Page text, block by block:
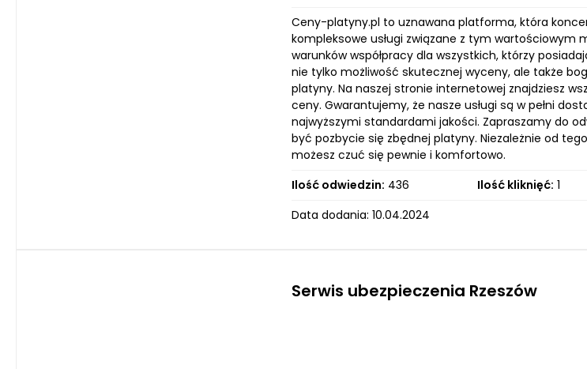
Ceny-platyny.pl to uznawana platforma, która
kompleksowe usługi związane z tym
warunków współpracy dla wszystkich, którzy
nie tylko możliwość skutecznej wyceny, ale także
platyny. Na naszej stronie internetowej znajdziesz
ceny. Gwarantujemy, że nasze usługi są w pełni
najwyższymi standardami jakości. Zapraszamy do
być pozbycie się zbędnej platyny. Niezależnie od
możesz czuć się pewnie i komfortowo.
Ilość odwiedzin: 436 Ilość kliknięć: 1
Data dodania: 10.04.2024
Serwis ubezpieczenia Rzeszów